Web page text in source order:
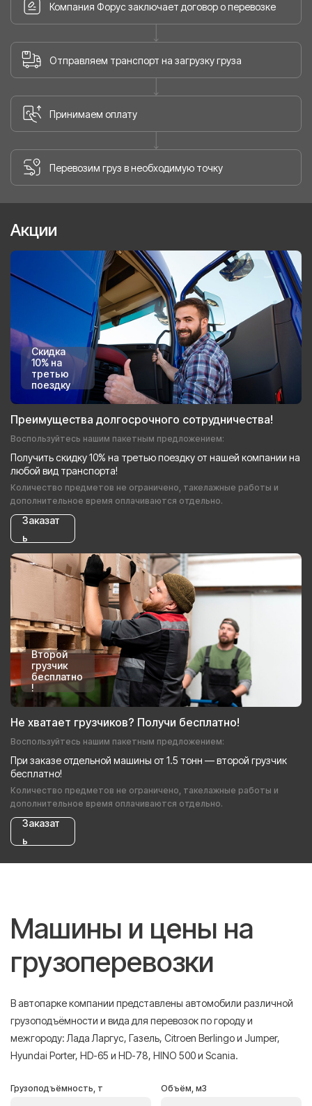
Компания Форус заключает договор о перевозке
Отправляем транспорт на загрузку груза
Принимаем оплату
Перевозим груз в необходимую точку
Акции
Скидка
10% на
третью
поездку
Преимущества долгосрочного сотрудничества!
Воспользуйтесь нашим пакетным предложением:
Получить скидку 10% на третью поездку от нашей компании на
любой вид транспорта!
Количество предметов не ограничено, такелажные работы и
дополнительное время оплачиваются отдельно.
Заказат
ь
Второй
грузчик
бесплатно
!
Не хватает грузчиков? Получи бесплатно!
Воспользуйтесь нашим пакетным предложением:
При заказе отдельной машины от 1.5 тонн — второй грузчик
бесплатно!
Количество предметов не ограничено, такелажные работы и
дополнительное время оплачиваются отдельно.
Заказат
ь
Машины и цены на
грузоперевозки
В автопарке компании представлены автомобили различной
грузоподъёмности и вида для перевозок по городу и
межгороду: Лада Ларгус, Газель, Citroen Berlingo и Jumper,
Hyundai Porter, HD-65 и HD-78, HINO 500 и Scania.
Грузоподъёмность, т Объём, м3